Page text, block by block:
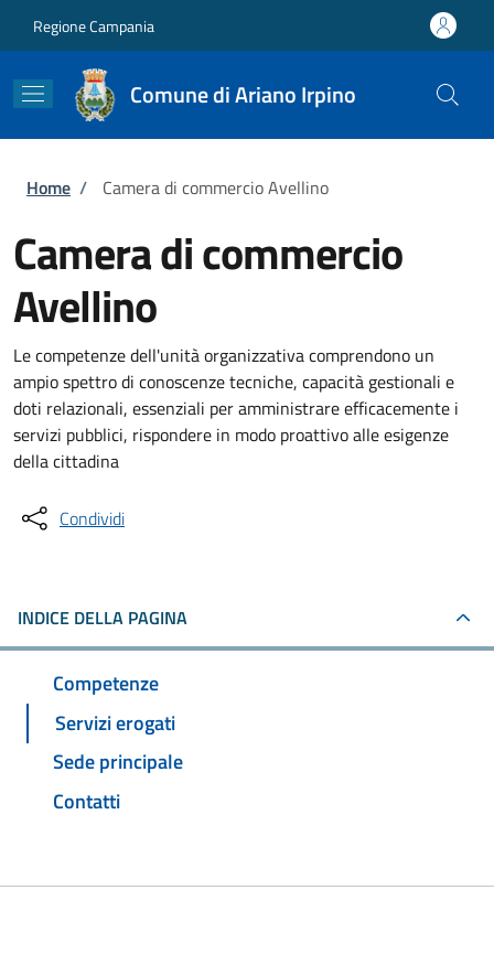
Regione Campania
Comune di Ariano Irpino
Briciole di pane
Home / Camera di commercio Avellino
Camera di commercio
Avellino
Le competenze dell'unità organizzativa comprendono un
ampio spettro di conoscenze tecniche, capacità gestionali e
doti relazionali, essenziali per amministrare efficacemente i
servizi pubblici, rispondere in modo proattivo alle esigenze
della cittadina
Condividi
INDICE DELLA PAGINA
Competenze
Servizi erogati
Sede principale
Contatti